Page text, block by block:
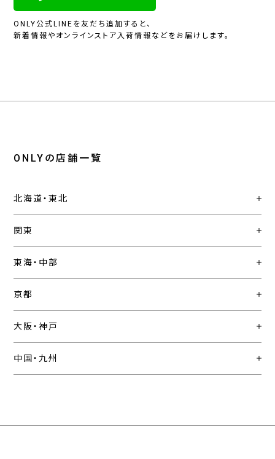
ONLY公式LINEを友だち追加すると、
新着情報やオンラインストア入荷情報などをお届けします。
ONLYの店舗一覧
北海道・東北
関東
東海・中部
京都
大阪・神戸
中国・九州